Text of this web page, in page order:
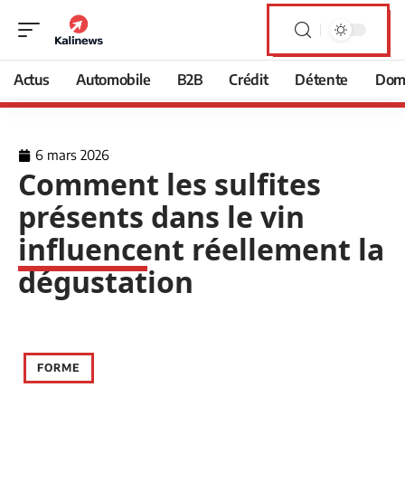
Actus Automobile B2B Crédit Détente
6 mars 2026
Comment les sulfites
présents dans le vin
influencent réellement la
dégustation
FORME